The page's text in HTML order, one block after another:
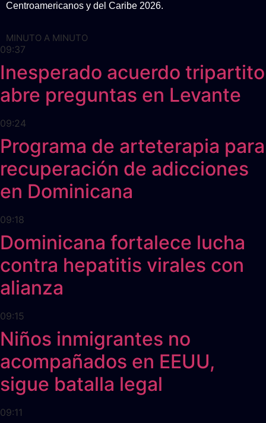
Centroamericanos y del Caribe 2026.
MINUTO A MINUTO
09:37
Inesperado acuerdo tripartito
abre preguntas en Levante
09:24
Programa de arteterapia para
recuperación de adicciones
en Dominicana
09:18
Dominicana fortalece lucha
contra hepatitis virales con
alianza
09:15
Niños inmigrantes no
acompañados en EEUU,
sigue batalla legal
09:11